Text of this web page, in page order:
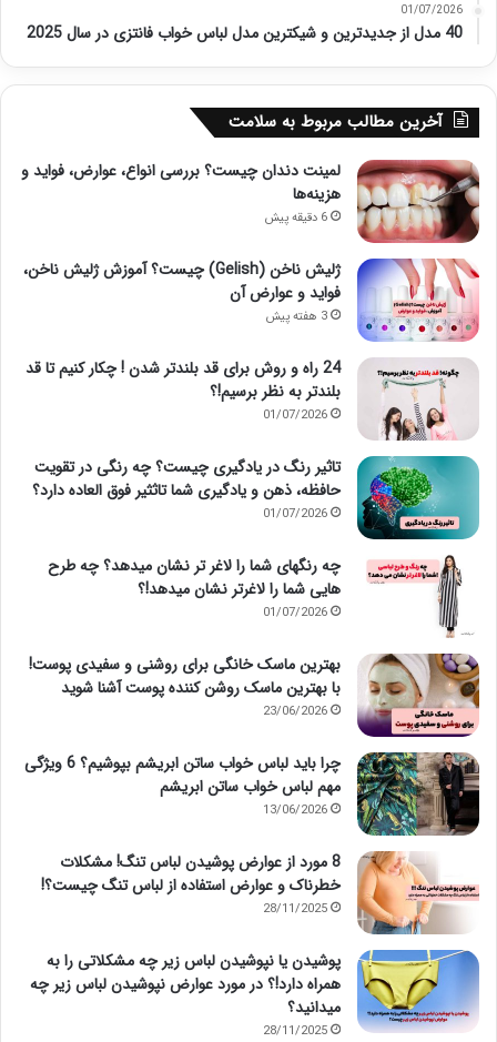
01/07/2026
40 مدل از جدیدترین و شیکترین مدل لباس خواب فانتزی در سال 2025
آخرین مطالب مربوط به سلامت
لمینت دندان چیست؟ بررسی انواع، عوارض، فواید و
هزینه‌ها
6 دقیقه پیش
ژلیش ناخن (Gelish) چیست؟ آموزش ژلیش ناخن،
فواید و عوارض آن
3 هفته پیش
24 راه و روش برای قد بلندتر شدن ! چکار کنیم تا قد
بلندتر به نظر برسیم!؟
01/07/2026
تاثیر رنگ در یادگیری چیست؟ چه رنگی در تقویت
حافظه، ذهن و یادگیری شما تاثثیر فوق العاده دارد؟
01/07/2026
چه رنگهای شما را لاغر تر نشان میدهد؟ چه طرح
هایی شما را لاغرتر نشان میدهد!؟
01/07/2026
بهترین ماسک خانگی برای روشنی و سفیدی پوست!
با بهترین ماسک روشن کننده پوست آشنا شوید
23/06/2026
چرا باید لباس خواب ساتن ابریشم بپوشیم؟ 6 ویژگی
مهم لباس خواب ساتن ابریشم
13/06/2026
8 مورد از عوارض پوشیدن لباس تنگ! مشکلات
خطرناک و عوارض استفاده از لباس تنگ چیست؟!
28/11/2025
پوشیدن یا نپوشیدن لباس زیر چه مشکلاتی را به
همراه دارد!؟ در مورد عوارض نپوشیدن لباس زیر چه
میدانید؟
28/11/2025